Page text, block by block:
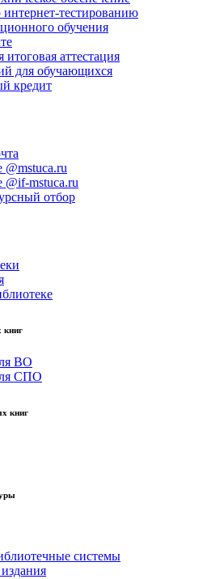
тестированию
обучения
итоговая аттестация
для обучающихся
кредит
@if-mstuca.ru
отбор
книг
ВО
СПО
книг
системы